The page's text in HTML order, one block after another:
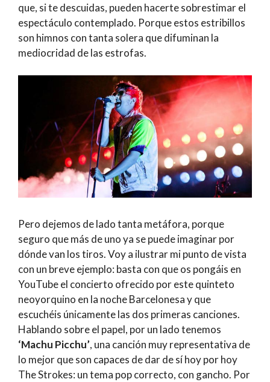
que, si te descuidas, pueden hacerte sobrestimar el
espectáculo contemplado. Porque estos estribillos
son himnos con tanta solera que difuminan la
mediocridad de las estrofas.
Pero dejemos de lado tanta metáfora, porque
seguro que más de uno ya se puede imaginar por
dónde van los tiros. Voy a ilustrar mi punto de vista
con un breve ejemplo: basta con que os pongáis en
YouTube el concierto ofrecido por este quinteto
neoyorquino en la noche Barcelonesa y que
escuchéis únicamente las dos primeras canciones.
Hablando sobre el papel, por un lado tenemos
‘Machu Picchu’, una canción muy representativa de
lo mejor que son capaces de dar de sí hoy por hoy
The Strokes: un tema pop correcto, con gancho. Por